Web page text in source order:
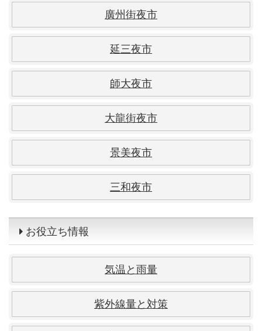
廣州街夜市
延三夜市
師大夜市
大龍街夜市
景美夜市
三和夜市
お役立ち情報
気温と雨量
紫外線量と対策